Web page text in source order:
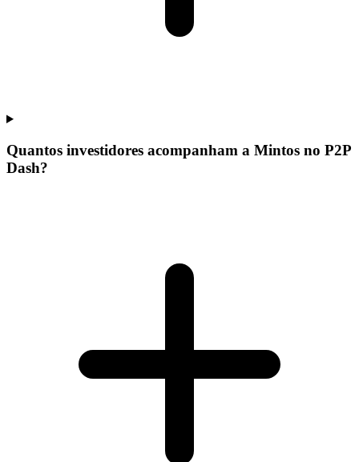
Quantos investidores acompanham a Mintos no P2P
Dash?